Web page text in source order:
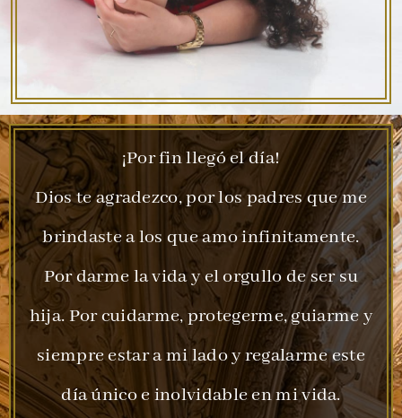
¡Por fin llegó el día!
Dios te agradezco, por los padres que me
brindaste a los que amo infinitamente.
Por darme la vida y el orgullo de ser su
hija. Por cuidarme, protegerme, guiarme y
siempre estar a mi lado y regalarme este
día único e inolvidable en mi vida.